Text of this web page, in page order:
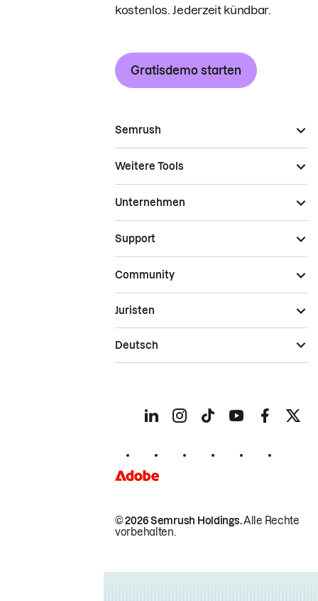
kostenlos. Jederzeit kündbar.
Gratisdemo starten
Semrush
Weitere Tools
Unternehmen
Support
Community
© 2026 Semrush Holdings.Alle Rechte
vorbehalten.
Juristen
Deutsch